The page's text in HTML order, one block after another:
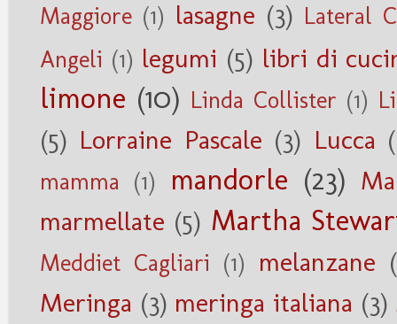
Maggiore (1) lasagne (3) Lateral
Angeli (1) legumi (5) libri di
limone (10) Linda Collister (1)
(5) Lorraine Pascale (3) Lucca
mamma (1) mandorle (23)
marmellate (5) Martha
Meddiet Cagliari (1) melanzane
Meringa (3) meringa italiana (3)